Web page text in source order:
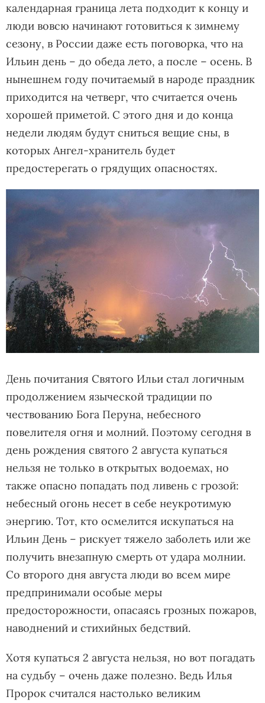
календарная граница лета подходит к концу и
люди вовсю начинают готовиться к зимнему
сезону, в России даже есть поговорка, что на
Ильин день – до обеда лето, а после – осень. В
нынешнем году почитаемый в народе праздник
приходится на четверг, что считается очень
хорошей приметой. С этого дня и до конца
недели людям будут сниться вещие сны, в
которых Ангел-хранитель будет
предостерегать о грядущих опасностях.
День почитания Святого Ильи стал логичным
продолжением языческой традиции по
чествованию Бога Перуна, небесного
повелителя огня и молний. Поэтому сегодня в
день рождения святого 2 августа купаться
нельзя не только в открытых водоемах, но
также опасно попадать под ливень с грозой:
небесный огонь несет в себе неукротимую
энергию. Тот, кто осмелится искупаться на
Ильин День – рискует тяжело заболеть или же
получить внезапную смерть от удара молнии.
Со второго дня августа люди во всем мире
предпринимали особые меры
предосторожности, опасаясь грозных пожаров,
наводнений и стихийных бедствий.
Хотя купаться 2 августа нельзя, но вот погадать
на судьбу – очень даже полезно. Ведь Илья
Пророк считался настолько великим